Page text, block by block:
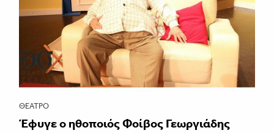
ΘΈΑΤΡΟ
Έφυγε ο ηθοποιός Φοίβος Γεωργιάδης